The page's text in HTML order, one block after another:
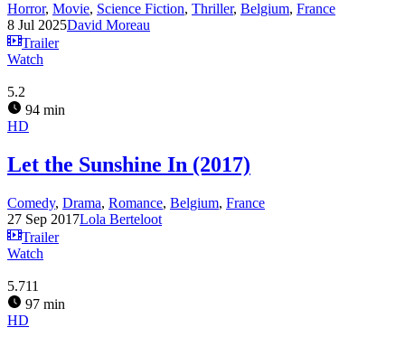
Horror, Movie, Science Fiction, Thriller, Belgium, France
8 Jul 2025David Moreau
Trailer
Watch
5.2
94 min
HD
Let the Sunshine In (2017)
Comedy, Drama, Romance, Belgium, France
27 Sep 2017Lola Berteloot
Trailer
Watch
5.711
97 min
HD